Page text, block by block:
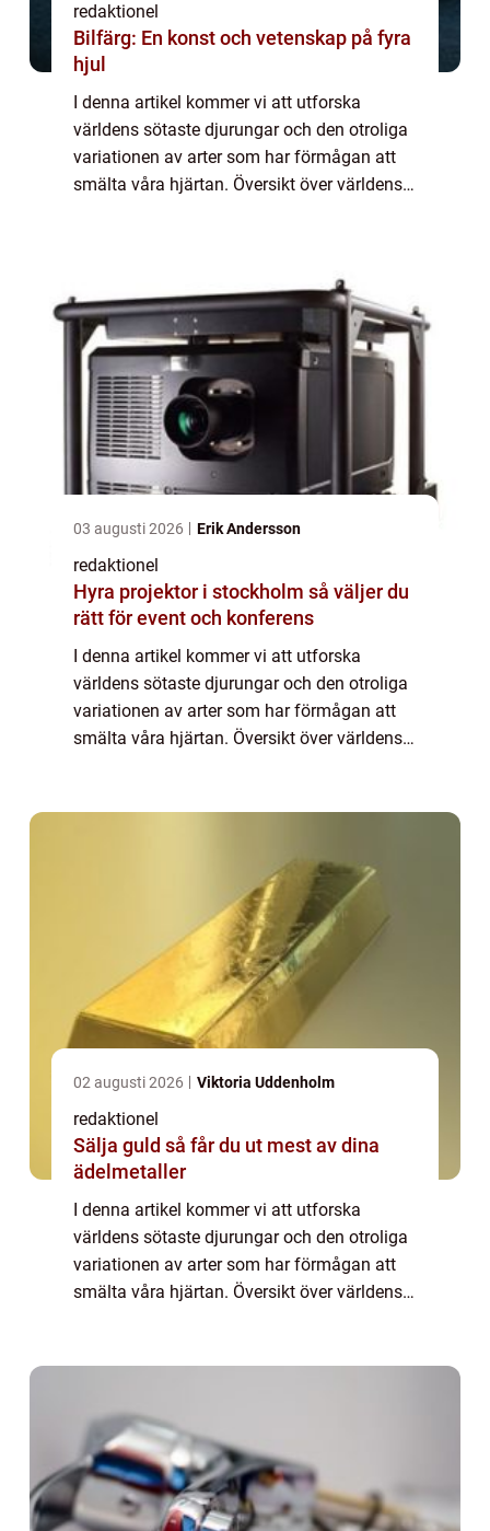
redaktionel
Bilfärg: En konst och vetenskap på fyra
hjul
I denna artikel kommer vi att utforska
världens sötaste djurungar och den otroliga
variationen av arter som har förmågan att
smälta våra hjärtan. Översikt över världens
03 augusti 2026 Erik Andersson
redaktionel
Hyra projektor i stockholm så väljer du
rätt för event och konferens
I denna artikel kommer vi att utforska
världens sötaste djurungar och den otroliga
variationen av arter som har förmågan att
smälta våra hjärtan. Översikt över världens
02 augusti 2026 Viktoria Uddenholm
redaktionel
Sälja guld så får du ut mest av dina
ädelmetaller
I denna artikel kommer vi att utforska
världens sötaste djurungar och den otroliga
variationen av arter som har förmågan att
smälta våra hjärtan. Översikt över världens